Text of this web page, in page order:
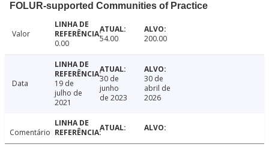
FOLUR-supported Communities of Practice
Valor
0.00
54.00 200.00
Data
19 de
julho de
2021
30 de
junho
de 2023
30 de
abril de
2026
Comentário